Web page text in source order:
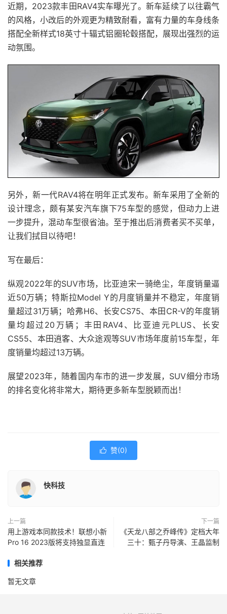
近期，2023款丰田RAV4实车曝光了。新车延续了以往霸气
的风格，小改后的外观更为精致耐看，富有力量的车身线条
搭配全新样式18英寸十辐式铝圈轮毂搭配，展现出强烈的运
动氛围。
另外，新一代RAV4将在明年正式发布。新车采用了全新的
设计理念，颇有某安汽车旗下75车型的感觉，但动力上进
一步提升，混动车型很省油。至于推出后消费者买不买单，
让我们拭目以待吧！
写在最后：
纵观2022年的SUV市场，比亚迪宋一骑绝尘，年度销量逼
近50万辆；特斯拉Model Y的月度销量并不稳定，年度销
量超过31万辆；哈弗H6、长安CS75、本田CR-V的年度销
量均超过20万辆；丰田RAV4、比亚迪元PLUS、长安
CS55、本田逍客、大众途观等SUV市场年度前15车型，年
度销量均超过13万辆。
展望2023年，随着国内车市的进一步发展，SUV细分市场
的排名变化将非常大，期待更多新车型脱颖而出！
 赞(0)
快科技
上一篇
用上游戏本同款技术！联想小新
Pro 16 2023版将支持独显直连
下一篇
《天龙八部之乔峰传》定档大年
三十：甄子丹导演、王晶监制
相关推荐
暂无文章